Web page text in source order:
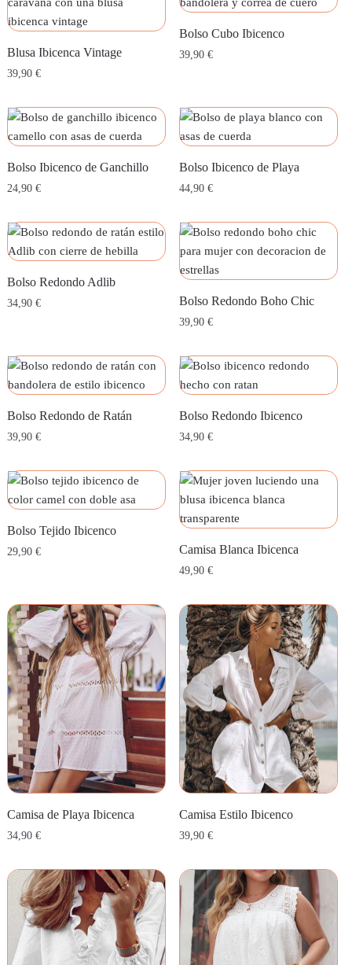
Blusa Ibicenca Vintage
39,90 €
Bolso Cubo Ibicenco
39,90€
Bolso Ibicenco de Ganchillo
24,90 €
Bolso Ibicenco de Playa
44,90€
Bolso Redondo Adlib
34,90 € Bolso Redondo Boho Chic
39,90€
Bolso Redondo de Ratán
39,90 €
Bolso Redondo Ibicenco
34,90€
Bolso Tejido Ibicenco
29,90 € Camisa Blanca Ibicenca
49,90€
Camisa de Playa Ibicenca
34,90 €
Camisa Estilo Ibicenco
39,90€